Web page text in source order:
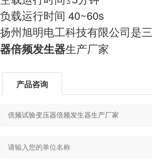
负载运行时间 40~60s
扬州旭明电工科技有限公司是三
器倍频发生器生产厂家
产品咨询